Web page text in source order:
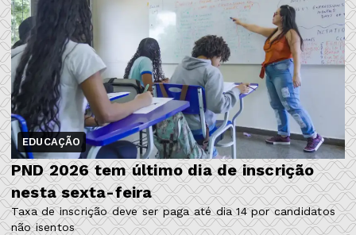
EDUCAÇÃO
PND 2026 tem último dia de inscrição
nesta sexta-feira
Taxa de inscrição deve ser paga até dia 14 por candidatos
não isentos